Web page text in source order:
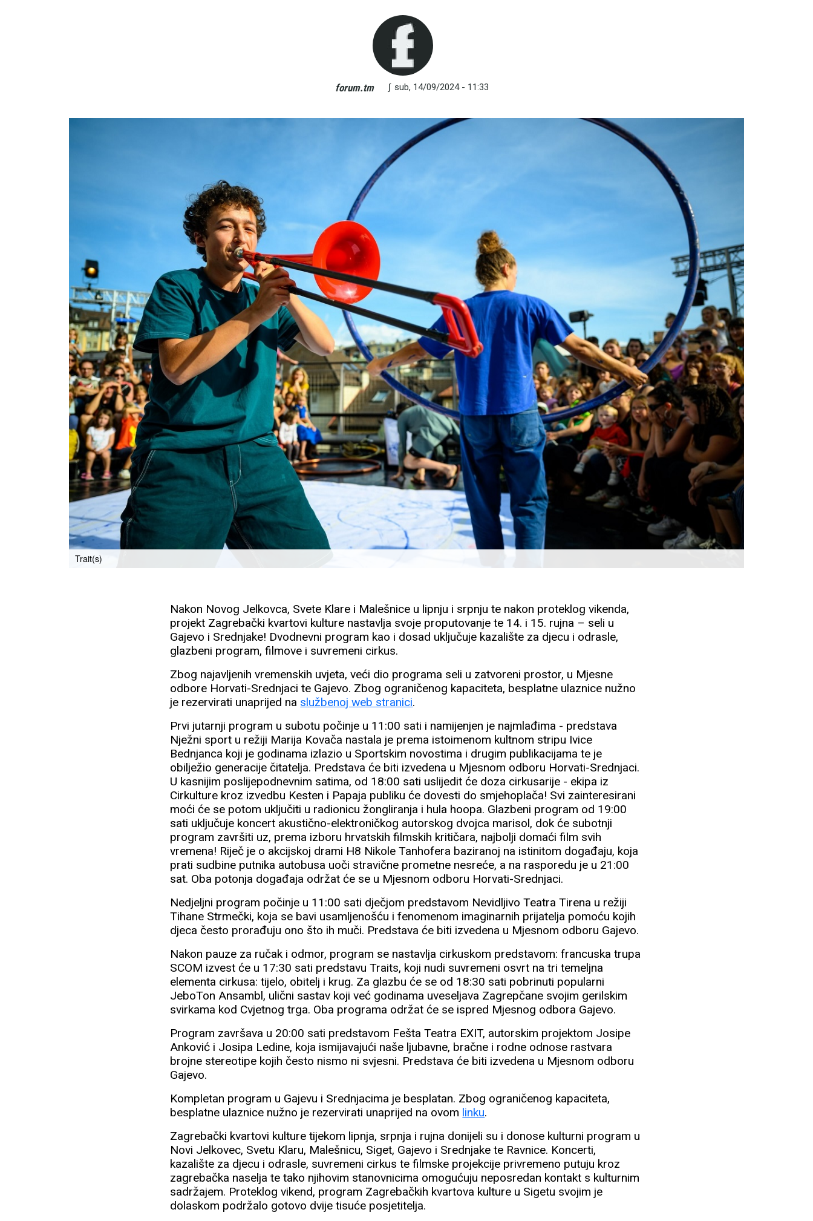
forum.tm ∫ sub, 14/09/2024 - 11:33
Trait(s)
Nakon Novog Jelkovca, Svete Klare i Malešnice u lipnju i srpnju te nakon proteklog vikenda,
projekt Zagrebački kvartovi kulture nastavlja svoje proputovanje te 14. i 15. rujna – seli u
Gajevo i Srednjake! Dvodnevni program kao i dosad uključuje kazalište za djecu i odrasle,
glazbeni program, filmove i suvremeni cirkus.
Zbog najavljenih vremenskih uvjeta, veći dio programa seli u zatvoreni prostor, u Mjesne
odbore Horvati-Srednjaci te Gajevo. Zbog ograničenog kapaciteta, besplatne ulaznice nužno
je rezervirati unaprijed na službenoj web stranici.
Prvi jutarnji program u subotu počinje u 11:00 sati i namijenjen je najmlađima - predstava
Nježni sport u režiji Marija Kovača nastala je prema istoimenom kultnom stripu Ivice
Bednjanca koji je godinama izlazio u Sportskim novostima i drugim publikacijama te je
obilježio generacije čitatelja. Predstava će biti izvedena u Mjesnom odboru Horvati-Srednjaci.
U kasnijim poslijepodnevnim satima, od 18:00 sati uslijedit će doza cirkusarije - ekipa iz
Cirkulture kroz izvedbu Kesten i Papaja publiku će dovesti do smjehoplača! Svi zainteresirani
moći će se potom uključiti u radionicu žongliranja i hula hoopa. Glazbeni program od 19:00
sati uključuje koncert akustično-elektroničkog autorskog dvojca marisol, dok će subotnji
program završiti uz, prema izboru hrvatskih filmskih kritičara, najbolji domaći film svih
vremena! Riječ je o akcijskoj drami H8 Nikole Tanhofera baziranoj na istinitom događaju, koja
prati sudbine putnika autobusa uoči stravične prometne nesreće, a na rasporedu je u 21:00
sat. Oba potonja događaja održat će se u Mjesnom odboru Horvati-Srednjaci.
Nedjeljni program počinje u 11:00 sati dječjom predstavom Nevidljivo Teatra Tirena u režiji
Tihane Strmečki, koja se bavi usamljenošću i fenomenom imaginarnih prijatelja pomoću kojih
djeca često prorađuju ono što ih muči. Predstava će biti izvedena u Mjesnom odboru Gajevo.
Nakon pauze za ručak i odmor, program se nastavlja cirkuskom predstavom: francuska trupa
SCOM izvest će u 17:30 sati predstavu Traits, koji nudi suvremeni osvrt na tri temeljna
elementa cirkusa: tijelo, obitelj i krug. Za glazbu će se od 18:30 sati pobrinuti popularni
JeboTon Ansambl, ulični sastav koji već godinama uveseljava Zagrepčane svojim gerilskim
svirkama kod Cvjetnog trga. Oba programa održat će se ispred Mjesnog odbora Gajevo.
Program završava u 20:00 sati predstavom Fešta Teatra EXIT, autorskim projektom Josipe
Anković i Josipa Ledine, koja ismijavajući naše ljubavne, bračne i rodne odnose rastvara
brojne stereotipe kojih često nismo ni svjesni. Predstava će biti izvedena u Mjesnom odboru
Gajevo.
Kompletan program u Gajevu i Srednjacima je besplatan. Zbog ograničenog kapaciteta,
besplatne ulaznice nužno je rezervirati unaprijed na ovom linku.
Zagrebački kvartovi kulture tijekom lipnja, srpnja i rujna donijeli su i donose kulturni program u
Novi Jelkovec, Svetu Klaru, Malešnicu, Siget, Gajevo i Srednjake te Ravnice. Koncerti,
kazalište za djecu i odrasle, suvremeni cirkus te filmske projekcije privremeno putuju kroz
zagrebačka naselja te tako njihovim stanovnicima omogućuju neposredan kontakt s kulturnim
sadržajem. Proteklog vikend, program Zagrebačkih kvartova kulture u Sigetu svojim je
dolaskom podržalo gotovo dvije tisuće posjetitelja.